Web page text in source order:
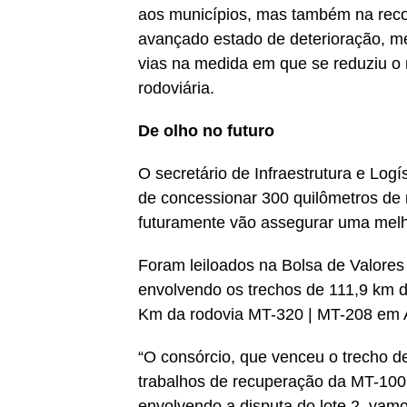
aos municípios, mas também na
avançado estado de deterioração,
vias na medida em que se reduziu
rodoviária.
De olho no futuro
O secretário de Infraestrutura e
de concessionar 300 quilômetros
futuramente vão assegurar uma
Foram leiloados na Bolsa de
envolvendo os trechos de 111,9 km
Km da rodovia MT-320 | MT-208 em
“O consórcio, que venceu o trecho
trabalhos de recuperação da MT-